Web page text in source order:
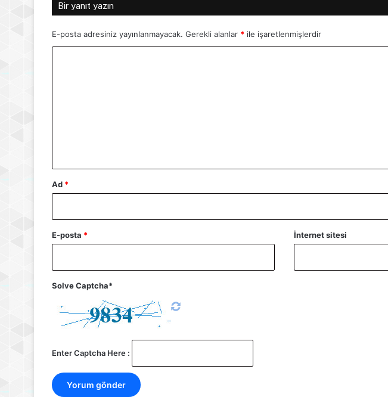
Bir yanıt yazın
E-posta adresiniz yayınlanmayacak. Gerekli alanlar * ile işaretlenmişlerdir
Ad *
E-posta * İnternet sitesi
Solve Captcha*
Enter Captcha Here :